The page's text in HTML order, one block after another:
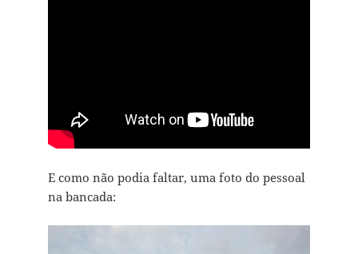
E como não podia faltar, uma foto do pessoal
na bancada: